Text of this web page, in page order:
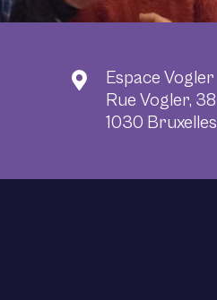
Espace Vogler
Rue Vogler, 38
1030 Bruxelles